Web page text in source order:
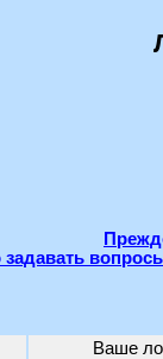
задавать
Ваше